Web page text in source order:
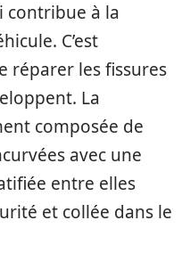
à la
C’est
réparer les fissures
La
composée de
avec une
entre elles
et collée dans le